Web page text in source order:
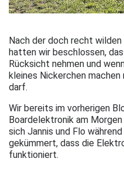
Nach der doch recht
hatten wir beschlossen,
Rücksicht nehmen und
kleines Nickerchen machen
darf.
Wir bereits im vorherigen
Boardelektronik am
sich Jannis und Flo
gekümmert, dass die
funktioniert.